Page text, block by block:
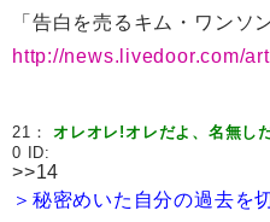
「告白を売るキム・ワンソン
http://news.livedoor.com/
21：オレオレ!オレだよ、名無し
0 ID:
>>14
＞秘密めいた自分の過去を